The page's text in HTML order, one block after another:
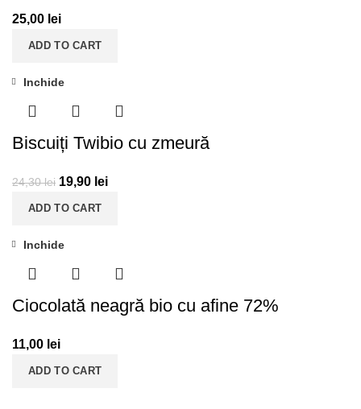
25,00 lei
ADD TO CART
Inchide
Biscuiți Twibio cu zmeură
24,30lei 19,90 lei
ADD TO CART
Inchide
Ciocolată neagră bio cu afine 72%
11,00 lei
ADD TO CART